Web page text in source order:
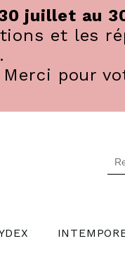
juillet au
et les
pour